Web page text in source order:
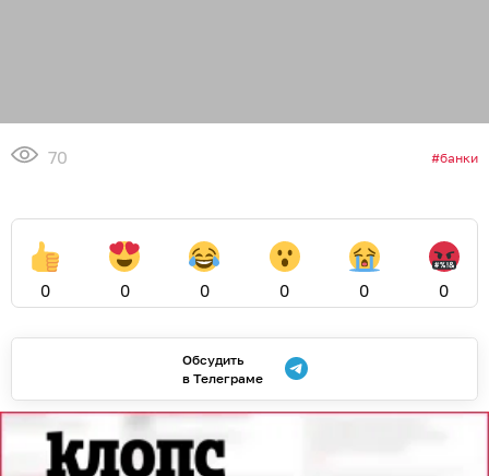
70 банки
0 0 0 0 0 0
Обсудить
в Телеграме